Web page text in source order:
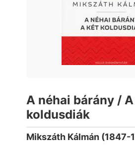
A néhai bárány /
koldusdiák
Mikszáth Kálmán (1847-